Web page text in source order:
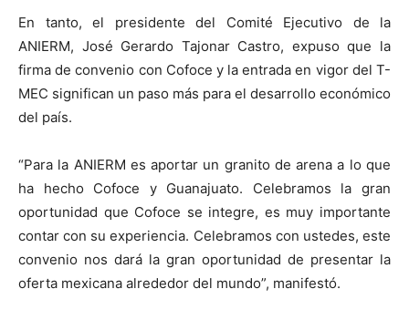
En tanto, el presidente del Comité Ejecutivo de la
ANIERM, José Gerardo Tajonar Castro, expuso que la
firma de convenio con Cofoce y la entrada en vigor del T-
MEC significan un paso más para el desarrollo económico
del país.
“Para la ANIERM es aportar un granito de arena a lo que
ha hecho Cofoce y Guanajuato. Celebramos la gran
oportunidad que Cofoce se integre, es muy importante
contar con su experiencia. Celebramos con ustedes, este
convenio nos dará la gran oportunidad de presentar la
oferta mexicana alrededor del mundo”, manifestó.